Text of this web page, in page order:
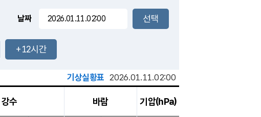
-mm
장호원
날짜
+12시간
기상실황표 2026.01.11.02:00
강수 바람 기압(hPa)